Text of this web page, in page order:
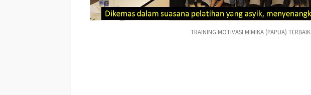
TRAINING MOTIVASI MIMIKA (PAPUA) TERBAIK